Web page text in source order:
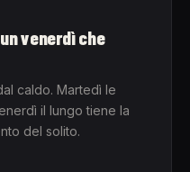
venerdì che
caldo. Martedì le
il lungo tiene la
del solito.